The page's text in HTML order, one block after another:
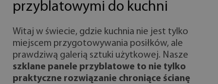
przyblatowymi do kuchni
Witaj w świecie, gdzie kuchnia nie jest tylko
miejscem przygotowywania posiłków, ale
prawdziwą galerią sztuki użytkowej. Nasze
szklane panele przyblatowe to nie tylko
praktyczne rozwiązanie chroniące ścianę